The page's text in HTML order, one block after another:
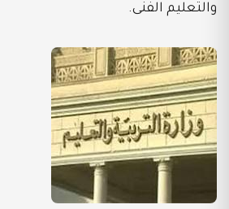
والتعليم الفنى.